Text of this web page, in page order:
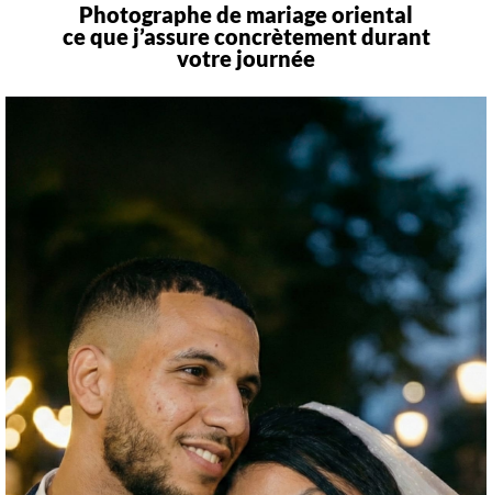
Photographe de mariage oriental
ce que j’assure concrètement durant
votre journée